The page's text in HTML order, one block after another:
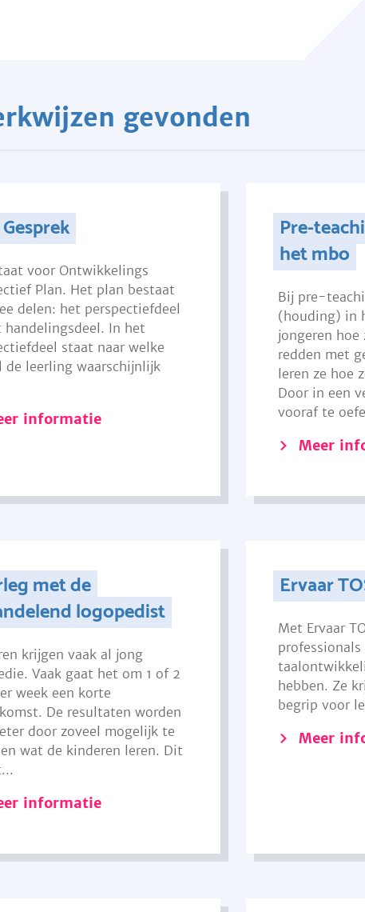
gevonden
voor Ontwikkelings
Plan. Het plan bestaat
delen: het perspectiefdeel
handelingsdeel. In het
staat naar welke
de leerling waarschijnlijk
informatie
Pre-
het mbo
Bij pre-
(houding) in
jongeren hoe
redden met
leren ze hoe
Door in een
vooraf te
Meer
met de
logopedist
krijgen vaak al jong
Vaak gaat het om 1 of 2
week een korte
De resultaten worden
door zoveel mogelijk te
wat de kinderen leren. Dit
informatie
Ervaar
Met Ervaar
hebben. Ze
begrip voor
Meer